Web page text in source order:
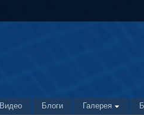
Видео Блоги Галерея